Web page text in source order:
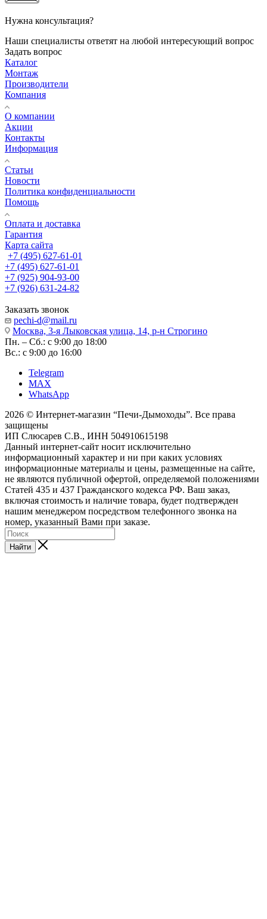
Нужна консультация?
Наши специалисты ответят на любой интересующий вопрос
Задать вопрос
Каталог
Монтаж
Производители
Компания
О компании
Акции
Контакты
Информация
Статьи
Новости
Политика конфиденциальности
Помощь
Оплата и доставка
Гарантия
Карта сайта
+7 (495) 627-61-01
+7 (495) 627-61-01
+7 (925) 904-93-00
+7 (926) 631-24-82
Заказать звонок
pechi-d@mail.ru
Москва, 3-я Лыковская улица, 14, р-н Строгино
Пн. – Сб.: с 9:00 до 18:00
Вс.: с 9:00 до 16:00
Telegram
MAX
WhatsApp
2026 © Интернет-магазин “Печи-Дымоходы”. Все права
защищены
ИП Слюсарев С.В., ИНН 504910615198
Данный интернет-сайт носит исключительно
информационный характер и ни при каких условиях
информационные материалы и цены, размещенные на сайте,
не являются публичной офертой, определяемой положениями
Статей 435 и 437 Гражданского кодекса РФ. Ваш заказ,
включая стоимость и наличие товара, будет подтвержден
нашим менеджером посредством телефонного звонка на
номер, указанный Вами при заказе.
Найти